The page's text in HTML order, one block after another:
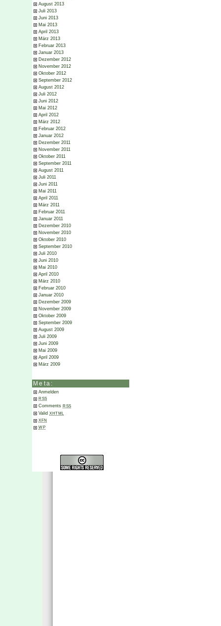
August 2013
Juli 2013
Juni 2013
Mai 2013
April 2013
März 2013
Februar 2013
Januar 2013
Dezember 2012
November 2012
Oktober 2012
September 2012
August 2012
Juli 2012
Juni 2012
Mai 2012
April 2012
März 2012
Februar 2012
Januar 2012
Dezember 2011
November 2011
Oktober 2011
September 2011
August 2011
Juli 2011
Juni 2011
Mai 2011
April 2011
März 2011
Februar 2011
Januar 2011
Dezember 2010
November 2010
Oktober 2010
September 2010
Juli 2010
Juni 2010
Mai 2010
April 2010
März 2010
Februar 2010
Januar 2010
Dezember 2009
November 2009
Oktober 2009
September 2009
August 2009
Juli 2009
Juni 2009
Mai 2009
April 2009
März 2009
Meta:
Anmelden
RSS
Comments RSS
Valid XHTML
XFN
WP